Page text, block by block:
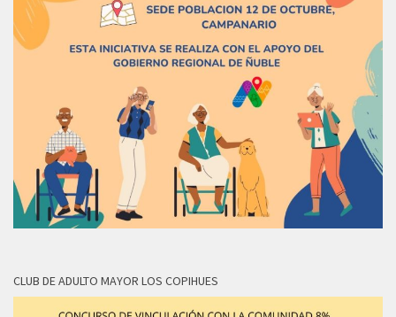
CLUB DE ADULTO MAYOR LOS COPIHUES